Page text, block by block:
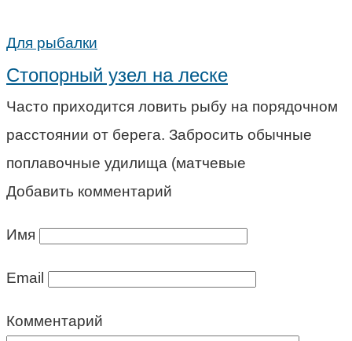
Для рыбалки
Стопорный узел на леске
Часто приходится ловить рыбу на порядочном
расстоянии от берега. Забросить обычные
поплавочные удилища (матчевые
Добавить комментарий
Имя
Email
Комментарий